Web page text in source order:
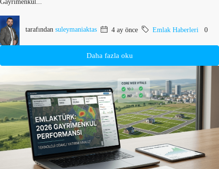
Gayrimenkul...
tarafından suleymaniaktas 4 ay önce Emlak Haberleri 0
Daha fazla oku